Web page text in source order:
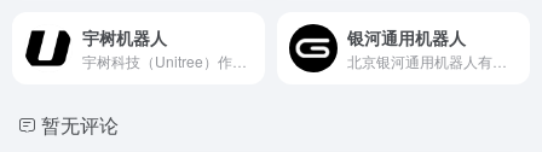
宇树机器人 银河通用机器人
暂无评论